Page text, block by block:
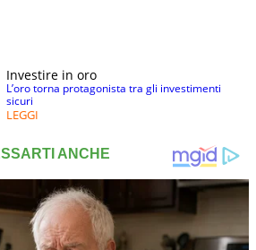
Investire in oro
L’oro torna protagonista tra gli investimenti
sicuri
LEGGI